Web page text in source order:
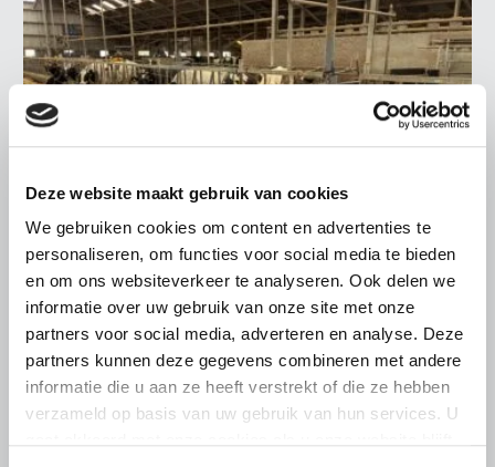
Deze website maakt gebruik van cookies
We gebruiken cookies om content en advertenties te
personaliseren, om functies voor social media te bieden
en om ons websiteverkeer te analyseren. Ook delen we
informatie over uw gebruik van onze site met onze
partners voor social media, adverteren en analyse. Deze
partners kunnen deze gegevens combineren met andere
informatie die u aan ze heeft verstrekt of die ze hebben
verzameld op basis van uw gebruik van hun services. U
LTO LOBBY
6 AUGUSTUS 2026
Kamerlid Goudzwaard (JA21)
bezoekt melkveehouderij in